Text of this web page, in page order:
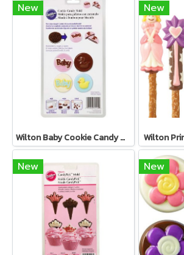
New
Wilton Baby Cookie Candy Mold
New
Wilton
New New